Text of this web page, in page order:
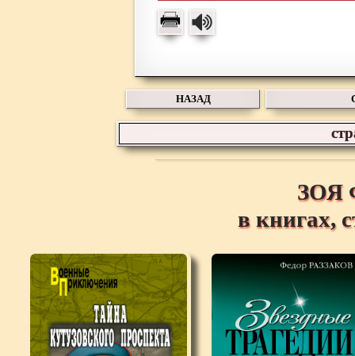
НАЗАД
ЗОЯ
в книгах,